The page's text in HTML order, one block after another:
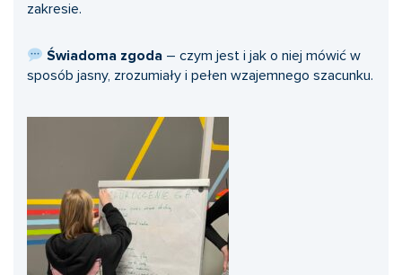
zakresie.
Świadoma zgoda – czym jest i jak o niej mówić w
sposób jasny, zrozumiały i pełen wzajemnego szacunku.